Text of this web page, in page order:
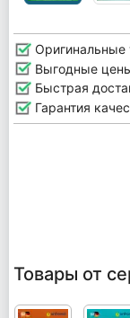
Оригинальные
Выгодные
Быстрая
Гарантия
Товары от